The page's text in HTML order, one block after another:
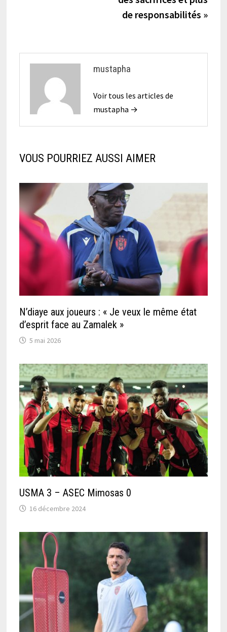
de responsabilités »
mustapha
Voir tous les articles de
mustapha →
VOUS POURRIEZ AUSSI AIMER
N’diaye aux joueurs : « Je veux le même état
d’esprit face au Zamalek »
5 mai 2026
USMA 3 – ASEC Mimosas 0
16 décembre 2024